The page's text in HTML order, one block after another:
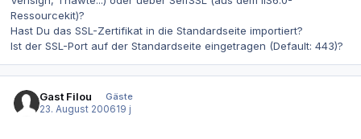
Ressourcekit)?
Hast Du das SSL-Zertifikat in die Standardseite importiert?
Ist der SSL-Port auf der Standardseite eingetragen (Default: 443)?
Gast Filou
Gäste
23. August 200619 j